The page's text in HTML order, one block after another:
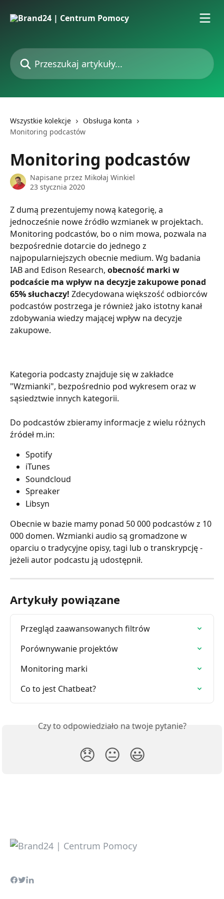
Przeszukaj artykuły...
Wszystkie kolekcje
Obsługa konta
Monitoring podcastów
Monitoring podcastów
Napisane przez Mikołaj Winkiel
23 stycznia 2020
Z dumą prezentujemy nową kategorię, a
jednocześnie nowe źródło wzmianek w projektach.
Monitoring podcastów, bo o nim mowa, pozwala na
bezpośrednie dotarcie do jednego z
najpopularniejszych obecnie medium. Wg badania
IAB and Edison Research, obecność marki w
podcaście ma wpływ na decyzje zakupowe ponad
65% słuchaczy! Zdecydowana większość odbiorców
podcastów postrzega je również jako istotny kanał
zdobywania wiedzy mającej wpływ na decyzje
zakupowe.
Kategoria podcasty znajduje się w zakładce
"Wzmianki", bezpośrednio pod wykresem oraz w
sąsiedztwie innych kategorii.
Do podcastów zbieramy informacje z wielu różnych
źródeł m.in:
Spotify
iTunes
Soundcloud
Spreaker
Libsyn
Obecnie w bazie mamy ponad 50 000 podcastów z 10
000 domen. Wzmianki audio są gromadzone w
oparciu o tradycyjne opisy, tagi lub o transkrypcję -
jeżeli autor podcastu ją udostępnił.
Artykuły powiązane
Przegląd zaawansowanych filtrów
Porównywanie projektów
Monitoring marki
Co to jest Chatbeat?
Czy to odpowiedziało na twoje pytanie?
😞 😐 😃